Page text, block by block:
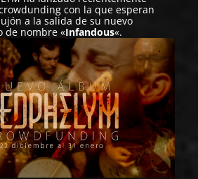
con la que esperan
a la salida de su nuevo
de nombre «Infandous«.